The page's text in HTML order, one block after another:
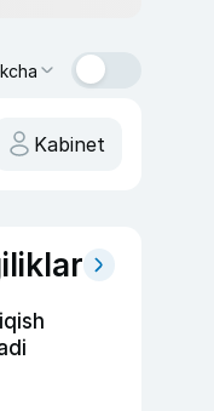
Kabinet